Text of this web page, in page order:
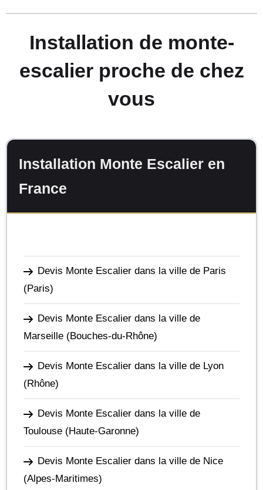
Installation de monte-
escalier proche de chez
vous
Installation Monte Escalier en
France
Devis Monte Escalier dans la ville de Paris
(Paris)
Devis Monte Escalier dans la ville de
Marseille (Bouches-du-Rhône)
Devis Monte Escalier dans la ville de Lyon
(Rhône)
Devis Monte Escalier dans la ville de
Toulouse (Haute-Garonne)
Devis Monte Escalier dans la ville de Nice
(Alpes-Maritimes)